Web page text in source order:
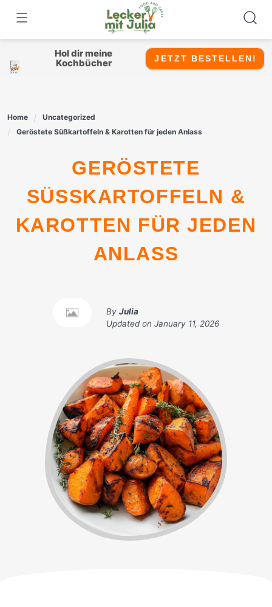
content
Hol dir meine
Kochbücher
JETZT BESTELLEN!
Home
Uncategorized
Geröstete Süßkartoffeln & Karotten für jeden Anlass
GERÖSTETE
SÜSSKARTOFFELN & K
AROTTEN FÜR JEDEN A
NLASS
By Julia
Updated on January 11, 2026